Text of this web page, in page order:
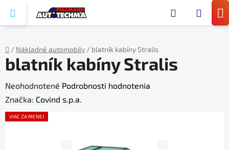
obsah
Domov
/ Nákladné automobily / blatník kabíny Stralis
blatník kabíny Stralis
Priemerné
hodnotenie
produktu
Neohodnotené Podrobnosti hodnotenia
Značka: Covind s.p.a.
VIAC ZA MENEJ